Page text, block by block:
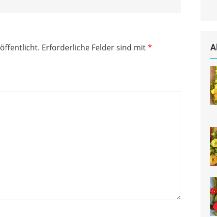
Erforderliche Felder sind mit*